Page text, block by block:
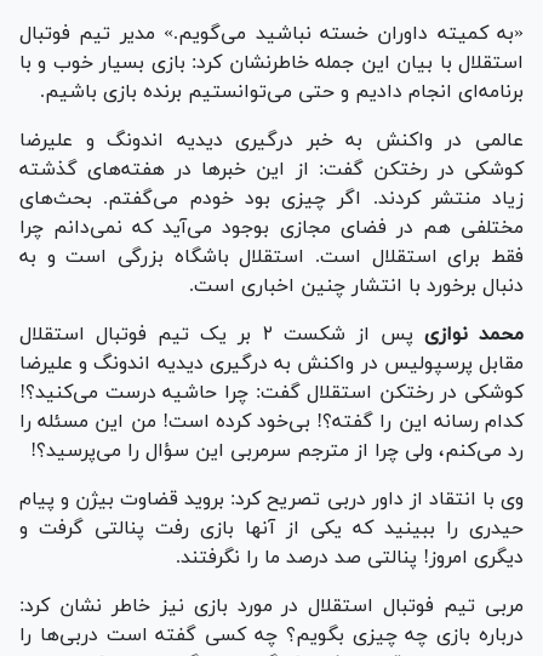
«به کمیته داوران خسته نباشید می‌گویم.» مدیر تیم فوتبال
استقلال با بیان این جمله خاطرنشان کرد: بازی بسیار خوب و با
برنامه‌ای انجام دادیم و حتی می‌توانستیم برنده بازی باشیم.
عالمی در واکنش به خبر درگیری دیدیه اندونگ و علیرضا
کوشکی در رختکن گفت: از این خبر‌ها در هفته‌های گذشته
زیاد منتشر کردند. اگر چیزی بود خودم می‌گفتم. بحث‌های
مختلفی هم در فضای مجازی بوجود می‌آید که نمی‌دانم چرا
فقط برای استقلال است. استقلال باشگاه بزرگی است و به
دنبال برخورد با انتشار چنین اخباری است.
محمد نوازی
پس از شکست ۲ بر یک تیم فوتبال استقلال
مقابل پرسپولیس در واکنش به درگیری دیدیه اندونگ و علیرضا
کوشکی در رختکن استقلال گفت: چرا حاشیه درست می‌کنید؟!
کدام رسانه این را گفته؟! بی‌خود کرده است! من این مسئله را
رد می‌کنم، ولی چرا از مترجم سرمربی این سؤال را می‌پرسید؟!
وی با انتقاد از داور دربی تصریح کرد: بروید قضاوت بیژن و پیام
حیدری را ببینید که یکی از آنها بازی رفت پنالتی گرفت و
دیگری امروز! پنالتی صد درصد ما را نگرفتند.
مربی تیم فوتبال استقلال در مورد بازی نیز خاطر نشان کرد:
درباره بازی چه چیزی بگویم؟ چه کسی گفته است دربی‌ها را